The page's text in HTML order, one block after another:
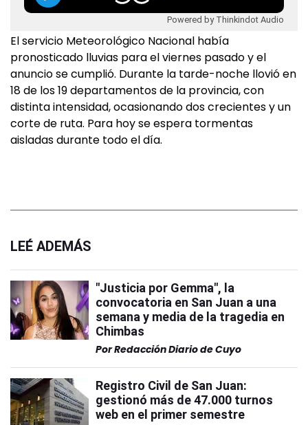
Powered by Thinkindot Audio
El servicio Meteorológico Nacional había
pronosticado lluvias para el viernes pasado y el
anuncio se cumplió. Durante la tarde-noche llovió en
18 de los 19 departamentos de la provincia, con
distinta intensidad, ocasionando dos crecientes y un
corte de ruta. Para hoy se espera tormentas
aisladas durante todo el día.
LEÉ ADEMÁS
"Justicia por Gemma", la
convocatoria en San Juan a una
semana y media de la tragedia en
Chimbas
PorRedacción Diario de Cuyo
Registro Civil de San Juan:
gestionó más de 47.000 turnos
web en el primer semestre